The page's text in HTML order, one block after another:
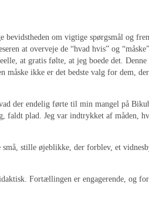
bevidstheden om vigtige spørgsmål og
at overveje de “hvad hvis” og
at gratis følte, at jeg boede det. Denne
ikke er det bedste valg for dem, der
der endelig førte til min mangel på
faldt plad. Jeg var indtrykket af måden,
stille øjeblikke, der forblev, et
Fortællingen er engagerende, og